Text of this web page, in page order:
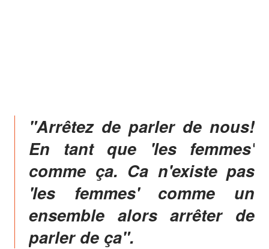
"Arrêtez de parler de nous!
En tant que 'les femmes'
comme ça. Ca n'existe pas
'les femmes' comme un
ensemble alors arrêter de
parler de ça".